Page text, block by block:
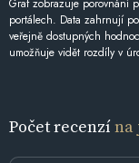
Graf zobrazuje porovnání
portálech. Data zahrnují
veřejně dostupných
umožňuje vidět rozdíly v
Počet recenzína